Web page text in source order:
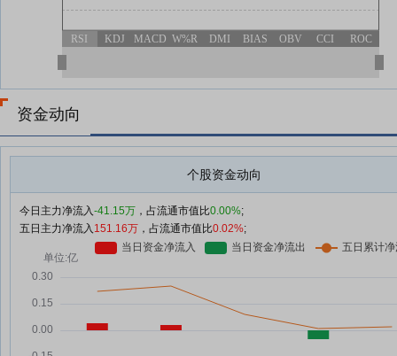
RSI KDJ MACD W%R DMI BIAS OBV CCI ROC
资金动向
个股资金动向
今日主力净流入-41.15万 ，占流通市值比0.00%;
五日主力净流入 151.16万 ，占流通市值比0.02%;